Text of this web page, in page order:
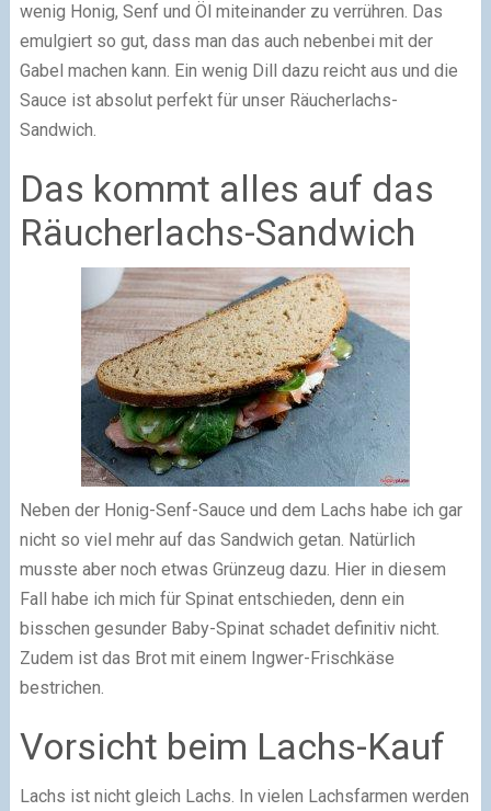
wenig Honig, Senf und Öl miteinander zu verrühren. Das
emulgiert so gut, dass man das auch nebenbei mit der
Gabel machen kann. Ein wenig Dill dazu reicht aus und die
Sauce ist absolut perfekt für unser Räucherlachs-
Sandwich.
Das kommt alles auf das
Räucherlachs-Sandwich
Neben der Honig-Senf-Sauce und dem Lachs habe ich gar
nicht so viel mehr auf das Sandwich getan. Natürlich
musste aber noch etwas Grünzeug dazu. Hier in diesem
Fall habe ich mich für Spinat entschieden, denn ein
bisschen gesunder Baby-Spinat schadet definitiv nicht.
Zudem ist das Brot mit einem Ingwer-Frischkäse
bestrichen.
Vorsicht beim Lachs-Kauf
Lachs ist nicht gleich Lachs. In vielen Lachsfarmen werden